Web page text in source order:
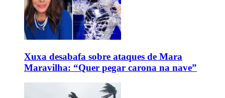
Xuxa desabafa sobre ataques de Mara
Maravilha: “Quer pegar carona na nave”